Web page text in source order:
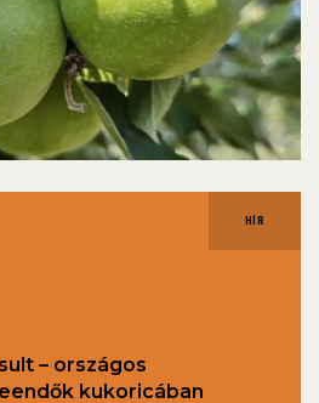
HÍR
– országos
kukoricában